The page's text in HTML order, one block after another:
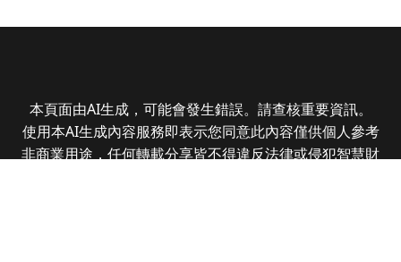
本頁面由AI生成，可能會發生錯誤。請查核重要資訊。
使用本AI生成內容服務即表示您同意此內容僅供個人參考
非商業用途，任何轉載分享皆不得違反法律或侵犯智慧財